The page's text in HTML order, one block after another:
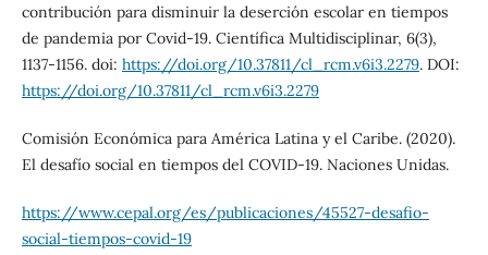
contribución para disminuir la deserción escolar en tiempos
de pandemia por Covid-19. Científica Multidisciplinar, 6(3),
1137-1156. doi: https://doi.org/10.37811/cl_rcm.v6i3.2279. DOI:
https://doi.org/10.37811/cl_rcm.v6i3.2279
Comisión Económica para América Latina y el Caribe. (2020).
El desafío social en tiempos del COVID-19. Naciones Unidas.
https://www.cepal.org/es/publicaciones/45527-desafio-
social-tiempos-covid-19